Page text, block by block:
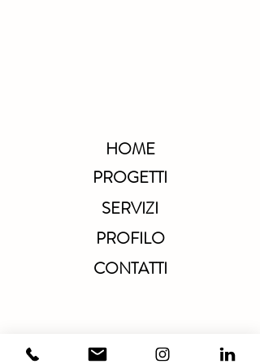
HOME
PROGETTI
SERVIZI
PROFILO
CONTATTI